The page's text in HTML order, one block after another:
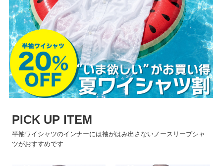
PICK UP ITEM
半袖ワイシャツのインナーには袖がはみ出さないノースリーブシャ
ツがおすすめです